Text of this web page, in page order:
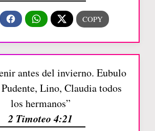
antes del invierno. Eubulo
Lino, Claudia todos
los hermanos”
2 Timoteo 4:21